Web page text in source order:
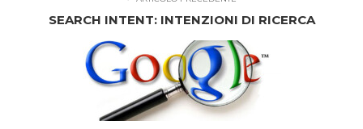
SEARCH INTENT: INTENZIONI DI RICERCA